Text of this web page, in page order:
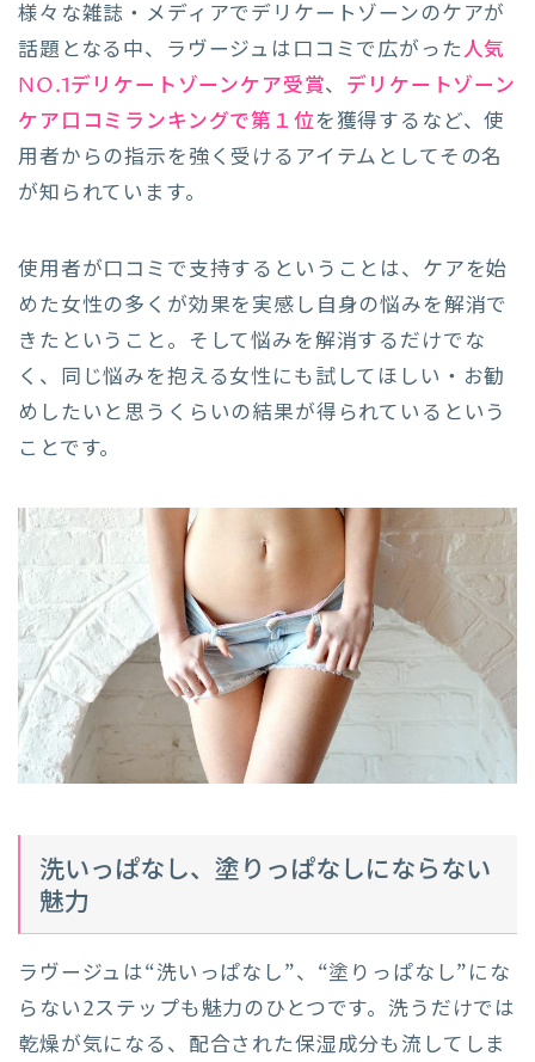
様々な雑誌・メディアでデリケートゾーンのケアが
話題となる中、ラヴージュは口コミで広がった人気
NO.1デリケートゾーンケア受賞、 デリケートゾーン
ケア口コミランキングで第１位を獲得するなど、使
用者からの指示を強く受けるアイテムとしてその名
が知られています。
使用者が口コミで支持するということは、ケアを始
めた女性の多くが効果を実感し自身の悩みを解消で
きたということ。そして悩みを解消するだけでな
く、同じ悩みを抱える女性にも試してほしい・お勧
めしたいと思うくらいの結果が得られているという
ことです。
洗いっぱなし、塗りっぱなしにならない
魅力
ラヴージュは“洗いっぱなし”、“塗りっぱなし”にな
らない2ステップも魅力のひとつです。洗うだけでは
乾燥が気になる、配合された保湿成分も流してしま